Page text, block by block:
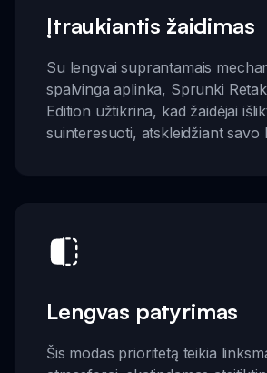
Įtraukiantis žaidimas
Su lengvai suprantamais
spalvinga aplinka, Sprunki
Edition užtikrina, kad žaidėjai
suinteresuoti, atskleidžiant savo
Lengvas patyrimas
Šis modas prioritetą teikia